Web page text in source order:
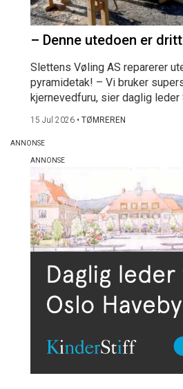
– Denne utedoen er
Slettens Vøling AS reparerer
pyramidetak! – Vi bruker
kjernevedfuru, sier daglig leder
15 Jul 2026 • TØMREREN